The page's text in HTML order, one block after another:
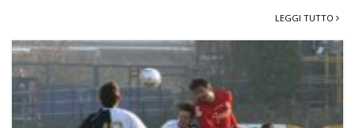
LEGGI TUTTO